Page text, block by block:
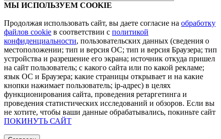
МЫ ИСПОЛЬЗУЕМ COOKIE
Продолжая использовать сайт, вы даете согласие на обработку
файлов cookie в соответствии с политикой
конфиденциальности, пользовательских данных (сведения о
местоположении; тип и версия ОС; тип и версия Браузера; тип
устройства и разрешение его экрана; источник откуда пришел
на сайт пользователь; с какого сайта или по какой рекламе;
язык ОС и Браузера; какие страницы открывает и на какие
кнопки нажимает пользователь; ip-адрес) в целях
функционирования сайта, проведения ретаргетинга и
проведения статистических исследований и обзоров. Если вы
не хотите, чтобы ваши данные обрабатывались, покиньте сайт
ПОКИНУТЬ САЙТ